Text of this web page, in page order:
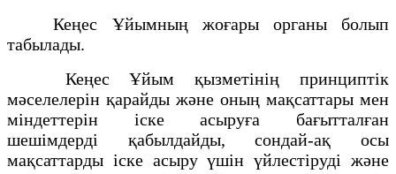
Кеңес Ұйымның жоғары органы болып
табылады.
Кеңес Ұйым қызметiнiң принциптiк
мәселелерiн қарайды және оның мақсаттары мен
міндеттерiн iске асыруға бағытталған
шешiмдердi қабылдайды, сондай-ақ осы
мақсаттарды iске асыру үшін үйлестіруді және